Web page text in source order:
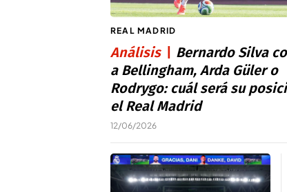
REAL MADRID
Análisis
Bernardo Silva
a Bellingham, Arda Güler o
Rodrygo: cuál será su
el Real Madrid
12/06/2026